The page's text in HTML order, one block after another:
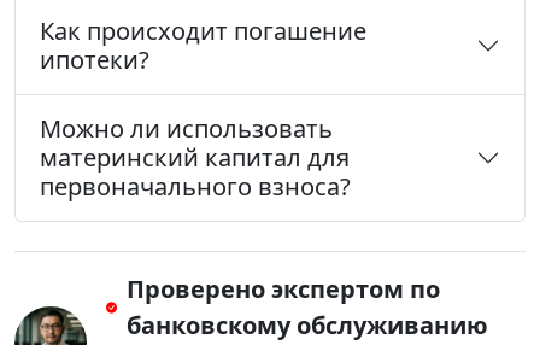
Как происходит погашение
ипотеки?
Можно ли использовать
материнский капитал для
первоначального взноса?
Проверено экспертом по
банковскому обслуживанию